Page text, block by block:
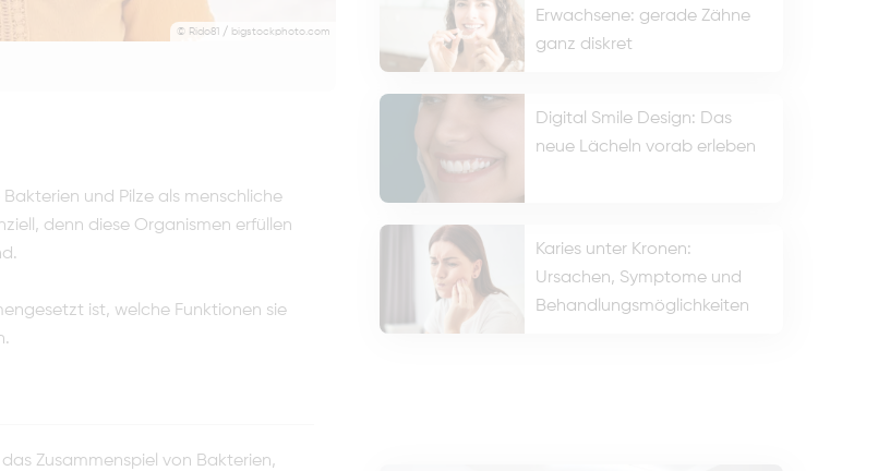
© Rido81 / bigstockphoto.com
und Pilze als menschliche
denn diese Organismen erfüllen
ist, welche Funktionen sie
Zusammenspiel von Bakterien,
Erwachsene: gerade Zähne
ganz diskret
Digital Smile Design: Das
neue Lächeln vorab erleben
Karies unter Kronen:
Ursachen, Symptome und
Behandlungsmöglichkeiten